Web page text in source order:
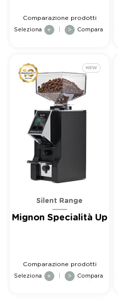
Comparazione prodotti
Seleziona + > Compara
NEW
Silent Range
Mignon Specialità Up
Comparazione prodotti
Seleziona + > Compara